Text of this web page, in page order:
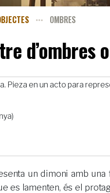
OMBRES
Pieza en un acto para
un dimoni amb
es lamenten, és el